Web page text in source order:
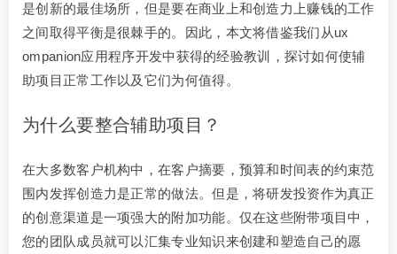
是创新的最佳场所，但是要在商业上和创造力上赚钱的工作
之间取得平衡是很棘手的。因此，本文将借鉴我们从ux
ompanion应用程序开发中获得的经验教训，探讨如何使辅
助项目正常工作以及它们为何值得。
为什么要整合辅助项目？
在大多数客户机构中，在客户摘要，预算和时间表的约束范
围内发挥创造力是正常的做法。但是，将研发投资作为真正
的创意渠道是一项强大的附加功能。仅在这些附带项目中，
您的团队成员就可以汇集专业知识来创建和塑造自己的愿